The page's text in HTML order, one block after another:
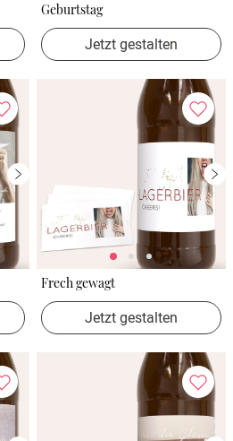
Geburtstag
Jetzt gestalten
Frech gewagt
Jetzt gestalten